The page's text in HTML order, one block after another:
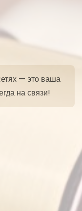
— это ваша
на связи!